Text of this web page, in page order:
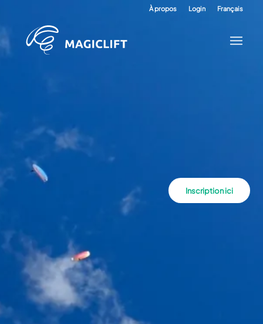
À propos Login Français
Inscription ici